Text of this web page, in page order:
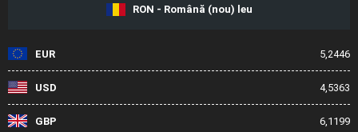
RON - Română (nou) leu
EUR 5,2446
USD 4,5363
GBP 6,1199